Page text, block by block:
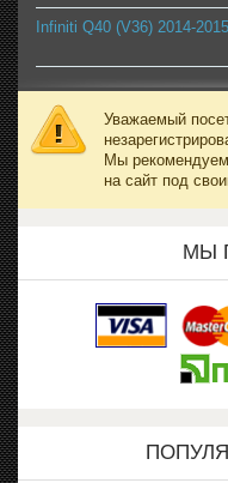
Infiniti Q40 (V36) 2014-
Уважаемый
Мы
на сайт под
МЫ